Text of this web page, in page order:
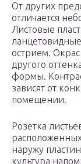
От других
отличается
Листовые
острием.
другого
формы.
зависят от
помещении.
Розетка
наружу
культура